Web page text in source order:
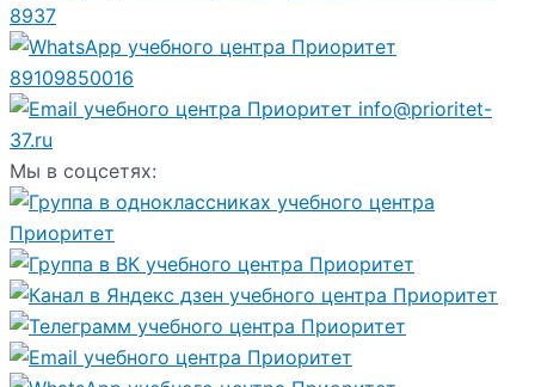
8937
89109850016
info@prioritet-
37.ru
Мы в соцсетях: